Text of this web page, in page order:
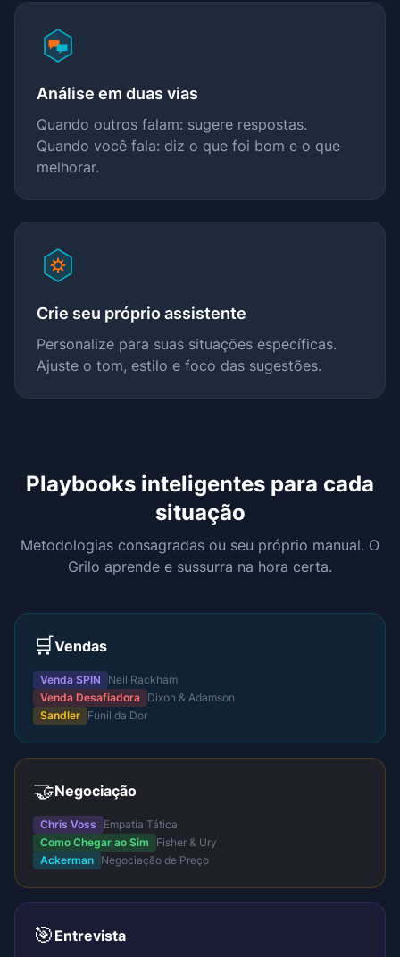
Análise em duas vias
Quando outros falam: sugere respostas.
Quando você fala: diz o que foi bom e o que
melhorar.
Crie seu próprio assistente
Personalize para suas situações específicas.
Ajuste o tom, estilo e foco das sugestões.
Playbooks inteligentes para cada
situação
Metodologias consagradas ou seu próprio manual. O
Grilo aprende e sussurra na hora certa.
🛒Vendas
Venda SPIN
Neil Rackham
Venda Desafiadora Dixon & Adamson
Sandler Funil da Dor
🤝Negociação
Chris Voss
Empatia Tática
Como Chegar ao Sim
Fisher & Ury
Ackerman Negociação de Preço
🎯 Entrevista